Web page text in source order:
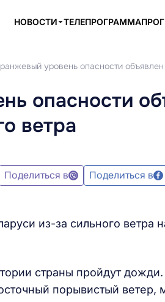
НОВОСТИ ТЕЛЕПРОГРАММА
уровень опасности
опасности
ветра
Поделиться в Поделиться в
из-за сильного ветра
страны пройдут
порывистый ветер,